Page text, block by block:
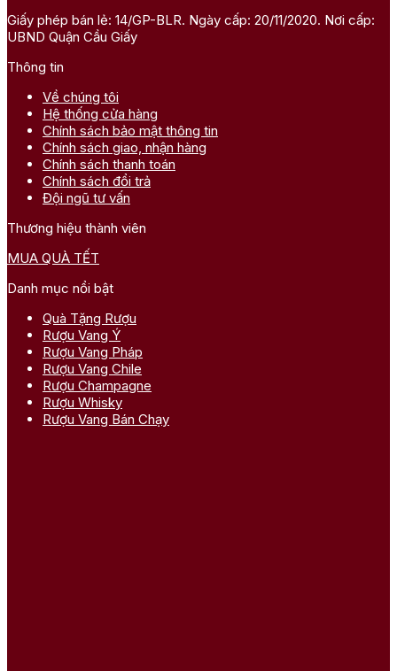
Giấy phép bán lẻ: 14/GP-BLR. Ngày cấp: 20/11/2020. Nơi cấp:
UBND Quận Cầu Giấy
Thông tin
Về chúng tôi
Hệ thống cửa hàng
Chính sách bảo mật thông tin
Chính sách giao, nhận hàng
Chính sách thanh toán
Chính sách đổi trả
Đội ngũ tư vấn
Thương hiệu thành viên
MUA QUÀ TẾT
Danh mục nổi bật
Quà Tặng Rượu
Rượu Vang Ý
Rượu Vang Pháp
Rượu Vang Chile
Rượu Champagne
Rượu Whisky
Rượu Vang Bán Chạy